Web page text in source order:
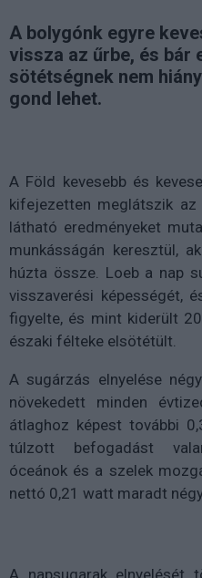
A bolygónk egyre
vissza az űrbe, és bár
sötétségnek nem
gond lehet.
A Föld kevesebb és
kifejezetten meglátszik
látható eredményeket
munkásságán keresztül,
húzta össze. Loeb a nap
visszaverési képességét,
figyelte, és mint kiderült
északi félteke elsötétült.
A sugárzás elnyelése
növekedett minden
átlaghoz képest további
túlzott befogadást
óceánok és a szelek
nettó 0,21 watt maradt
A napsugarak elnyelését